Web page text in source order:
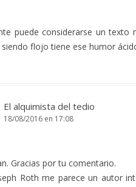
puede considerarse un
flojo tiene ese humor
El alquimista del tedio
18/08/2016 en 17:08
Gracias por tu comentario.
Roth me parece un autor